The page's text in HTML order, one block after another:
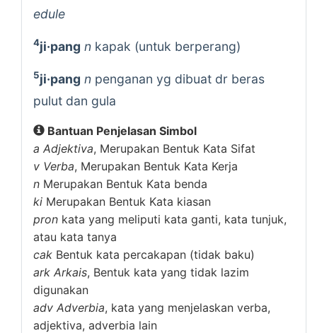
edule
4ji·pang n kapak (untuk berperang)
5ji·pang n penganan yg dibuat dr beras
pulut dan gula
Bantuan Penjelasan Simbol
a Adjektiva, Merupakan Bentuk Kata Sifat
v Verba, Merupakan Bentuk Kata Kerja
n Merupakan Bentuk Kata benda
ki Merupakan Bentuk Kata kiasan
pron kata yang meliputi kata ganti, kata tunjuk,
atau kata tanya
cak Bentuk kata percakapan (tidak baku)
ark Arkais, Bentuk kata yang tidak lazim
digunakan
adv Adverbia, kata yang menjelaskan verba,
adjektiva, adverbia lain